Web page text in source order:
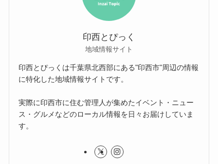
印西とぴっく
地域情報サイト
印西とぴっくは千葉県北西部にある"印西市"周辺の情報
に特化した地域情報サイトです。
実際に印西市に住む管理人が集めたイベント・ニュー
ス・グルメなどのローカル情報を日々お届けしていま
す。